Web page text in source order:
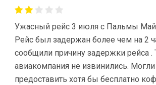
Ужасный рейс 3 июля с Пальмы
Рейс был задержан более чем на 2
сообщили причину задержки рейса .
авиакомпания не извинились.
предоставить хотя бы бесплатно